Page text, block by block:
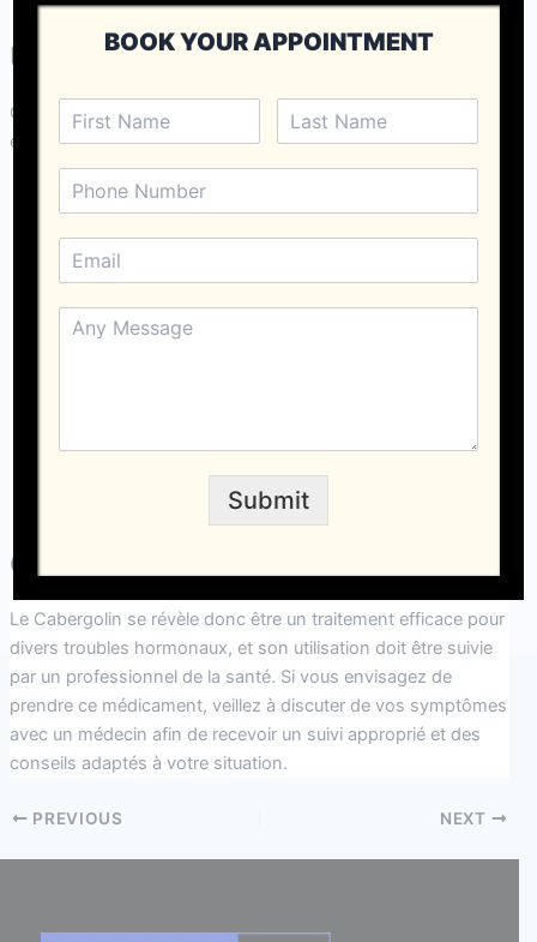
Utilisations thérapeutiques
Outre le traitement de l’hyperprolactinémie, le Cabergolin est
également utilisé dans les cas suivants :
Traitement de la maladie de Parkinson :
médicaments pour gérer les symptômes de cette
maladie neurodégénérative.
Gestion des troubles menstruels :En régulant les
niveaux hormonaux, il peut aider à traiter certains
une production excessive de prolactine peuvent
être ciblées par ce traitement.
Conclusion
Le Cabergolin se révèle donc être un traitement efficace pour
divers troubles hormonaux, et son utilisation doit être suivie
par un professionnel de la santé. Si vous envisagez de
prendre ce médicament, veillez à discuter de vos symptômes
avec un médecin afin de recevoir un suivi approprié et des
conseils adaptés à votre situation.
PREVIOUS NEXT
BOOK YOUR APPOINTMENT
Submit